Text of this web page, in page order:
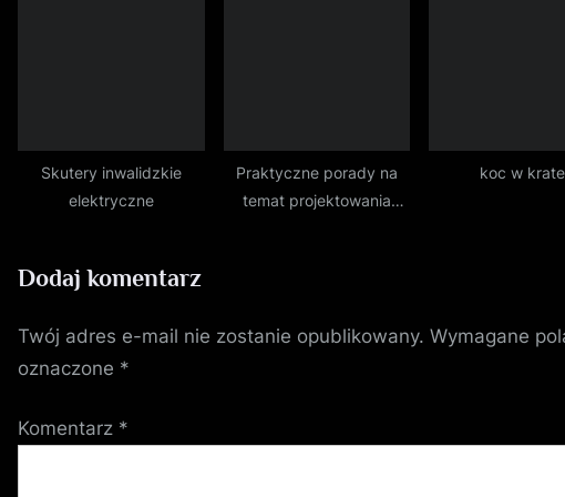
Skutery inwalidzkie
elektryczne
Praktyczne porady na
temat projektowania
koc w krate
Dodaj komentarz
Twój adres e-mail nie zostanie opublikowany. Wymagane
oznaczone *
Komentarz *